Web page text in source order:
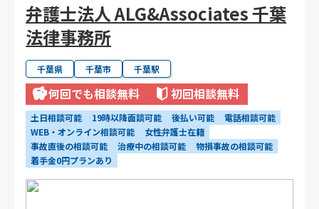
弁護士法人 ALG&Associates 千葉
法律事務所
千葉県 千葉市 千葉駅
何回でも相談無料 初回相談無料
土日相談可能 19時以降面談可能 後払い可能
電話相談可能
WEB・オンライン相談可能
女性弁護士在籍
事故直後の相談可能
治療中の相談可能
物損事故の相談可能
着手金0円プランあり